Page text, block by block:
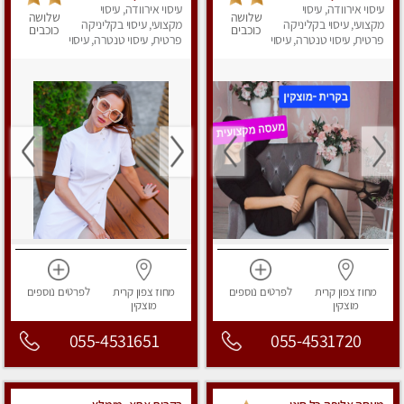
ומפנקת מאוד בקריות
עיסוי אירוודה, עיסוי
מקצועי, עיסוי בקליניקה
פרטית, עיסוי טנטרה, עיסוי
שלושה
כוכבים
מחוז צפוןקרית
מוצקין
לפרטים נוספים
055-4531720
עיסוי אירוודה, עיסוי
מקצועי, עיסוי בקליניקה
פרטית, עיסוי טנטרה, עיסוי
שלושה
כוכבים
מחוז צפוןקרית
מוצקין
לפרטים נוספים
055-4531651